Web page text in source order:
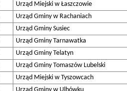
Urząd Miejski w Łaszczowie
Urząd Gminy w Rachaniach
Urząd Gminy Susiec
Urząd Gminy Tarnawatka
Urząd Gminy Telatyn
Urząd Gminy Tomaszów Lubelski
Urząd Miejski w Tyszowcach